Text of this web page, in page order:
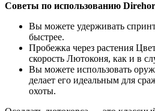
Советы по использованию
Вы можете удерживать
быстрее.
Пробежка через растения
скорость Лютоконя, как и в
Вы можете использовать
делает его идеальным для
охоты.